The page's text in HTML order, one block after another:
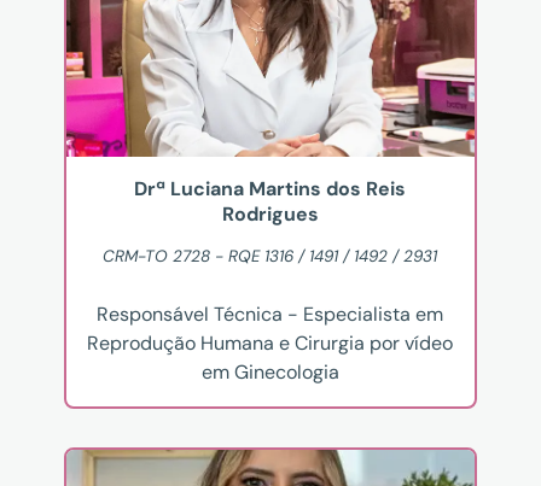
Drª Luciana Martins dos Reis
Rodrigues
CRM-TO 2728 - RQE 1316 / 1491 / 1492 / 2931
Responsável Técnica - Especialista em
Reprodução Humana e Cirurgia por vídeo
em Ginecologia